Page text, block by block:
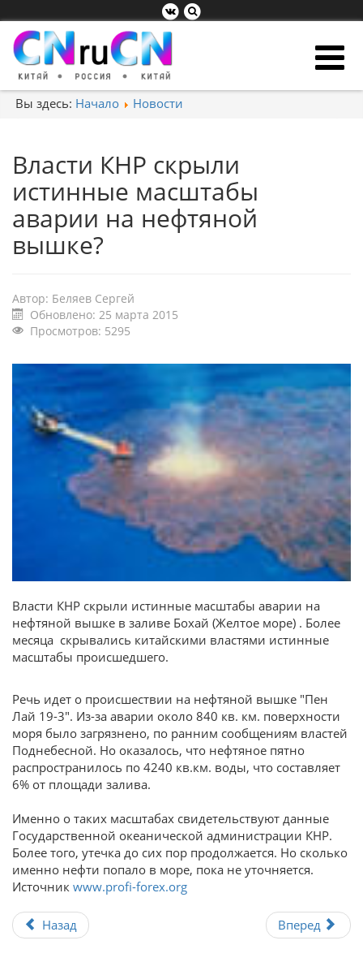
Вы здесь: Начало Новости
Власти КНР скрыли
истинные масштабы
аварии на нефтяной
вышке?
Автор: Беляев Сергей
Обновлено: 25 марта 2015
Просмотров: 5295
Власти КНР скрыли истинные масштабы аварии на
нефтяной вышке в заливе Бохай (Желтое море) . Более
месяца скрывались китайскими властями истинные
масштабы происшедшего.
Речь идет о происшествии на нефтяной вышке "Пен
Лай 19-3". Из-за аварии около 840 кв. км. поверхности
моря было загрязнено, по ранним сообщениям властей
Поднебесной. Но оказалось, что нефтяное пятно
распространилось по 4240 кв.км. воды, что составляет
6% от площади залива.
Именно о таких масштабах свидетельствуют данные
Государственной океанической администрации КНР.
Более того, утечка до сих пор продолжается. Но сколько
именно нефти попало в море, пока не уточняется.
Источник www.profi-forex.org
Назад Вперед